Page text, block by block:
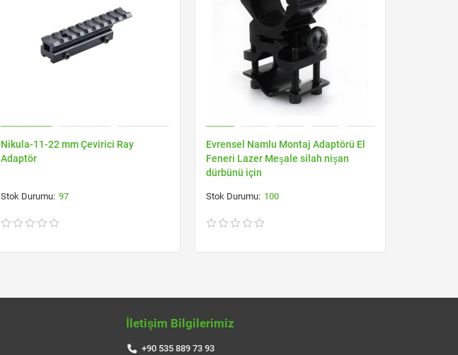
Nikula-11-22 mm Çevirici Ray
Adaptör
97
Evrensel Namlu Montaj Adaptörü El
Feneri Lazer Meşale silah nişan
dürbünü için
100
İletişim Bilgilerimiz
+90 535 889 73 93